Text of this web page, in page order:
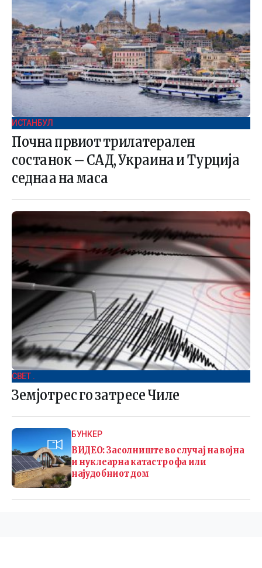
ИСТАНБУЛ
Почна првиот трилатерален
состанок – САД, Украина и Турција
седнаа на маса
СВЕТ .
Земјотрес го затресе Чиле
БУНКЕР
ВИДЕО: Засолниште во случај на војна
и нуклеарна катастрофа или
најудобниот дом